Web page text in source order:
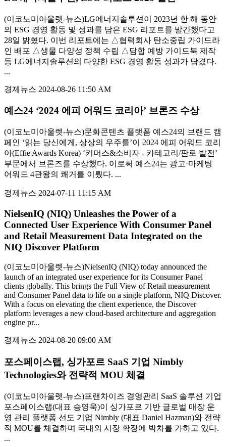
(이코노미아울렛-뉴스)LG에너지솔루션이 2023년 한 해 동안
의 ESG 경영 활동 및 성과를 담은 ESG 리포트를 발간했다고
28일 밝혔다. 이번 리포트에는 △협력회사 탄소중립 가이드라
인 배포 △생물 다양성 정책 수립 △담합 예방 가이드북 제작
등 LG에너지솔루션의 다양한 ESG 경영 활동 성과가 담겼다.
...
경제뉴스 2024-08-26 11:50 AM
예스24 ‘2024 에피 어워드 코리아’ 브론즈 수상
(이코노미아울렛-뉴스)문화콘텐츠 플랫폼 예스24의 브랜드 캠
페인 ‘읽는 당신에게, 상상의 우주를’이 2024 에피 어워드 코리
아(Effie Awards Korea) ‘커머스&소비자 - 카테고리/판로 발전’
부문에서 브론즈를 수상했다. 이로써 예스24는 광고·마케팅
어워드 4관왕의 쾌거를 이뤘다. ...
경제뉴스 2024-07-11 11:15 AM
NielsenIQ (NIQ) Unleashes the Power of a
Connected User Experience With Consumer Panel
and Retail Measurement Data Integrated on the
NIQ Discover Platform
(이코노미아울렛-뉴스)NielsenIQ (NIQ) today announced the
launch of an integrated user experience for its Consumer Panel
clients globally. This brings the Full View of Retail measurement
and Consumer Panel data to life on a single platform, NIQ Discover.
With a focus on elevating the client experience, the Discover
platform leverages a new cloud-based architecture and aggregation
engine pr...
경제뉴스 2024-08-20 09:00 AM
포스페이스랩, 싱가포르 SaaS 기업 Nimbly
Technologies와 전략적 MOU 체결
(이코노미아울렛-뉴스)프랜차이즈 경영관리 SaaS 솔루션 기업
포스페이스랩(대표 승영욱)이 싱가포르 기반 글로벌 매장 운
영 관리 플랫폼 선도 기업 Nimbly (대표 Daniel Hazman)와 전략
적 MOU를 체결하며 국내외 시장 확장에 박차를 가하고 있다.
...